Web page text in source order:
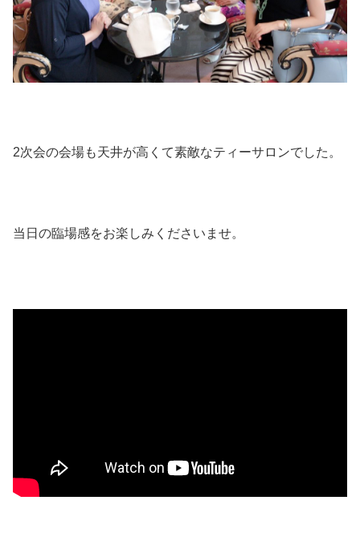
2次会の会場も天井が高くて素敵なティーサロンでした。
当日の臨場感をお楽しみくださいませ。